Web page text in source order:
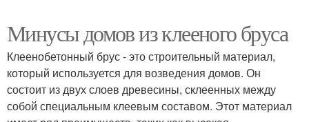
Минусы домов из клееного бруса
Клеенобетонный брус - это строительный материал,
который используется для возведения домов. Он
состоит из двух слоев древесины, склеенных между
собой специальным клеевым составом. Этот материал